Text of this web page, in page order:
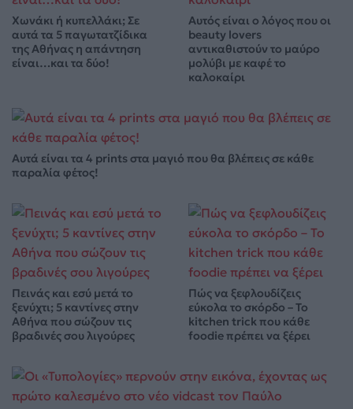
Χωνάκι ή κυπελλάκι; Σε
αυτά τα 5 παγωτατζίδικα
της Αθήνας η απάντηση
είναι…και τα δύο!
Αυτός είναι ο λόγος που οι
beauty lovers
αντικαθιστούν το μαύρο
μολύβι με καφέ το
καλοκαίρι
Αυτά είναι τα 4 prints στα μαγιό που θα βλέπεις σε κάθε
παραλία φέτος!
Πεινάς και εσύ μετά το
ξενύχτι; 5 καντίνες στην
Αθήνα που σώζουν τις
βραδινές σου λιγούρες
Πώς να ξεφλουδίζεις
εύκολα το σκόρδο – Το
kitchen trick που κάθε
foodie πρέπει να ξέρει